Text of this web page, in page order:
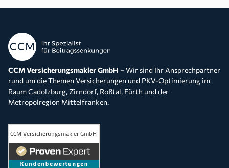
CCM Versicherungsmakler GmbH – Wir sind Ihr Ansprechpartner
rund um die Themen Versicherungen und PKV-Optimierung im
Raum Cadolzburg, Zirndorf, Roßtal, Fürth und der
Metropolregion Mittelfranken.